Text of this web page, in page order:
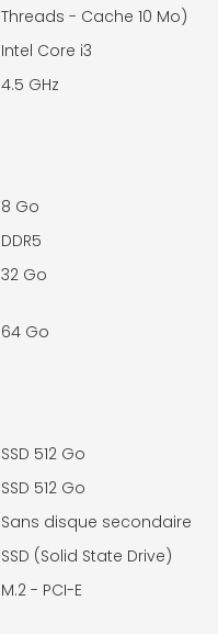
Threads - Cache 10 Mo)
Intel Core i3
4.5 GHz
8 Go
DDR5
32 Go
64 Go
SSD 512 Go
SSD 512 Go
Sans disque secondaire
SSD (Solid State Drive)
M.2 - PCI-E